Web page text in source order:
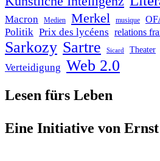
Macron Medien Merkel musique
Politik Prix des lycéens relations
Sarkozy Sartre Sicard Theater
Verteidigung Web 2.0
Lesen fürs Leben
Eine Initiative von